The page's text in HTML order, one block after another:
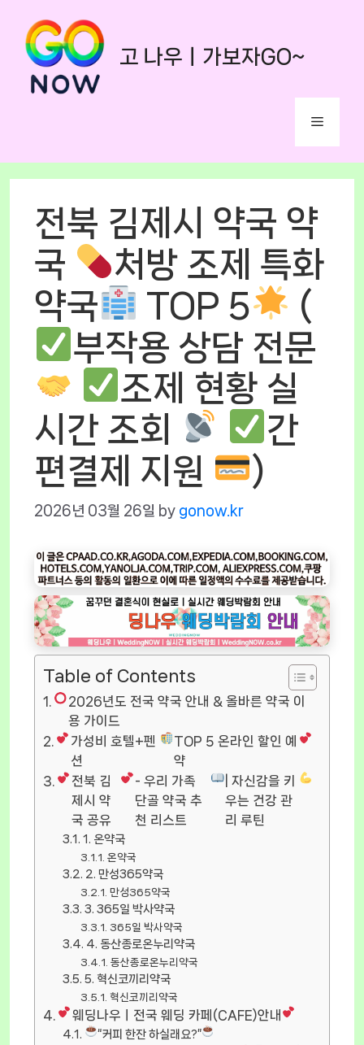
content
고 나우ㅣ가보자GO~
Menu
전북 김제시 약국 약
국
처방 조제 특화
약국
TOP 5
(
부작용 상담 전문
조제 현황 실
시간 조회
간
편결제 지원
)
2026년 03월 26일 by gonow.kr
Table of Contents
2026년도 전국 약국 안내 & 올바른 약국 이
용 가이드
가성비 호텔+펜
션
TOP 5 온라인 할인 예
약
전북 김
제시 약
국 공유
- 우리 가족
단골 약국 추
천 리스트
| 자신감을 키
우는 건강 관
리 루틴
1. 온약국
온약국
2. 만성365약국
만성365약국
3. 365일 박사약국
365일 박사약국
4. 동산종로온누리약국
동산종로온누리약국
5. 혁신코끼리약국
혁신코끼리약국
웨딩나우ㅣ전국 웨딩 카페(CAFE)안내
“커피 한잔 하실래요?”